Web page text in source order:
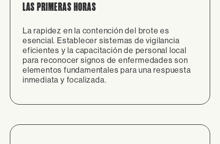
LAS PRIMERAS HORAS
La rapidez en la contención del brote es
esencial. Establecer sistemas de vigilancia
eficientes y la capacitación de personal local
para reconocer signos de enfermedades son
elementos fundamentales para una respuesta
inmediata y focalizada.